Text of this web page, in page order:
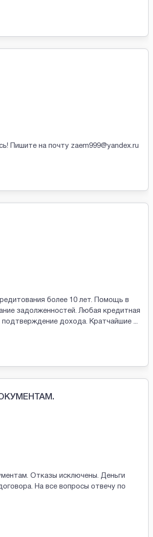
Пишите на почту zaem999@yandex.ru
более 10 лет. Помощь в
задолженностей. Любая кредитная
подтверждение дохода. Кратчайшие
Отказы исключены. Деньги
На все вопросы отвечу по